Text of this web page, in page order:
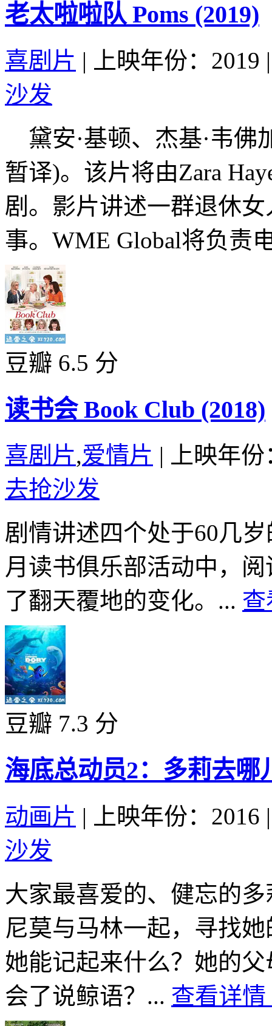
老太啦啦队 Poms (2019)
喜剧片 | 上映年份：2019 |
沙发
黛安·基顿、杰基·韦佛
暂译)。该片将由Zara
剧。影片讲述一群退休
事。WME Global将负责
豆瓣 6.5 分
读书会 Book Club (2018)
喜剧片,爱情片 |
上映年
去抢沙发
剧情讲述四个处于60几
月读书俱乐部活动中，
了翻天覆地的变化。... 查
豆瓣 7.3 分
海底总动员2：多莉去哪
动画片 | 上映年份：2016 |
沙发
大家最喜爱的、健忘的
尼莫与马林一起，寻找
她能记起来什么？她的
会了说鲸语？... 查看详情